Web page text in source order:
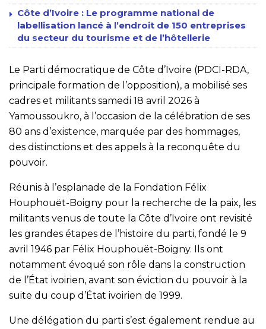
Côte d’Ivoire : Le programme national de
labellisation lancé à l’endroit de 150 entreprises
du secteur du tourisme et de l’hôtellerie
Le Parti démocratique de Côte d’Ivoire (PDCI-RDA,
principale formation de l’opposition), a mobilisé ses
cadres et militants samedi 18 avril 2026 à
Yamoussoukro, à l’occasion de la célébration de ses
80 ans d’existence, marquée par des hommages,
des distinctions et des appels à la reconquête du
pouvoir.
Réunis à l’esplanade de la Fondation Félix
Houphouët-Boigny pour la recherche de la paix, les
militants venus de toute la Côte d’Ivoire ont revisité
les grandes étapes de l’histoire du parti, fondé le 9
avril 1946 par Félix Houphouët-Boigny. Ils ont
notamment évoqué son rôle dans la construction
de l’État ivoirien, avant son éviction du pouvoir à la
suite du coup d’État ivoirien de 1999.
Une délégation du parti s’est également rendue au